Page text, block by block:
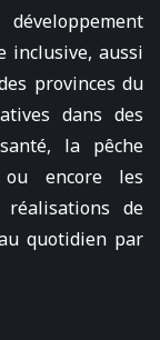
inclusive, aussi
provinces du
dans des
la pêche
ou encore les
de
quotidien par